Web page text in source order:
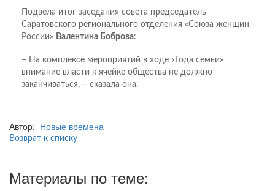
Подвела итог заседания совета председатель
Саратовского регионального отделения «Союза женщин
России» Валентина Боброва:
– На комплексе мероприятий в ходе «Года семьи»
внимание власти к ячейке общества не должно
заканчиваться, – сказала она.
Автор: Новые времена
Возврат к списку
Материалы по теме: